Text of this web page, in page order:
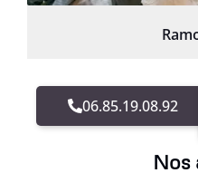
06.85.19.08.92
Nos